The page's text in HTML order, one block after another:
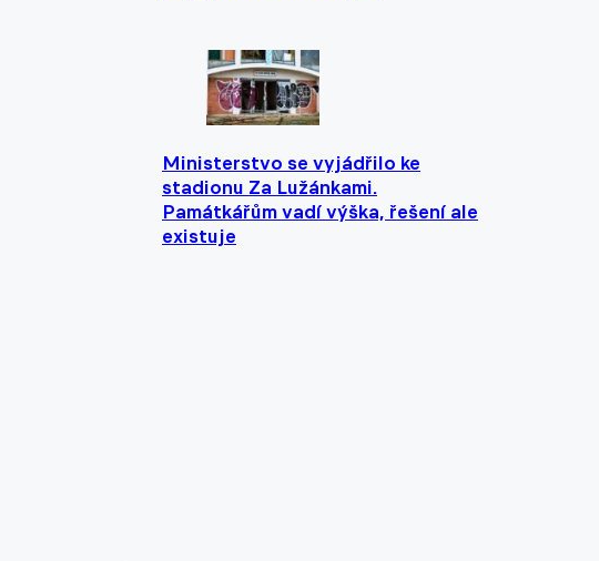
Ministerstvo se vyjádřilo ke
stadionu Za Lužánkami.
Památkářům vadí výška, řešení ale
existuje